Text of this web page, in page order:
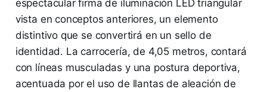
espectacular firma de iluminación LED triangular
vista en conceptos anteriores, un elemento
distintivo que se convertirá en un sello de
identidad. La carrocería, de 4,05 metros, contará
con líneas musculadas y una postura deportiva,
acentuada por el uso de llantas de aleación de